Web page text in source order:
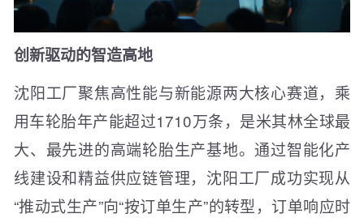
创新驱动的智造高地
沈阳工厂聚焦高性能与新能源两大核心赛道，乘
用车轮胎年产能超过1710万条，是米其林全球最
大、最先进的高端轮胎生产基地。通过智能化产
线建设和精益供应链管理，沈阳工厂成功实现从
“推动式生产”向“按订单生产”的转型，订单响应时